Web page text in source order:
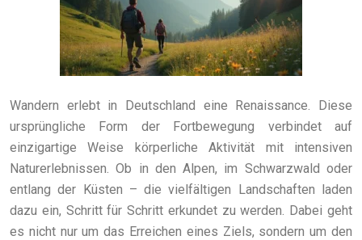
Wandern erlebt in Deutschland eine Renaissance. Diese
ursprüngliche Form der Fortbewegung verbindet auf
einzigartige Weise körperliche Aktivität mit intensiven
Naturerlebnissen. Ob in den Alpen, im Schwarzwald oder
entlang der Küsten – die vielfältigen Landschaften laden
dazu ein, Schritt für Schritt erkundet zu werden. Dabei geht
es nicht nur um das Erreichen eines Ziels, sondern um den